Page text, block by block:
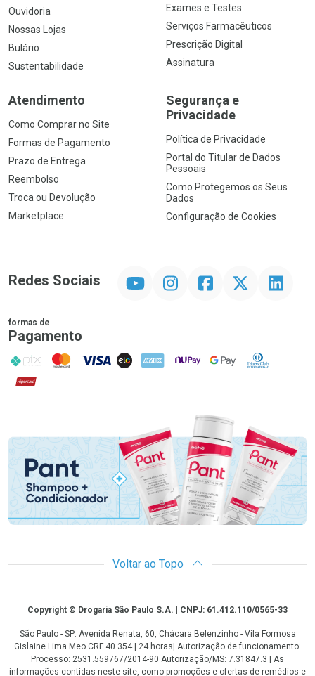
Ouvidoria
Nossas Lojas
Bulário
Sustentabilidade
Exames e Testes
Serviços Farmacêuticos
Prescrição Digital
Assinatura
Atendimento
Como Comprar no Site
Formas de Pagamento
Prazo de Entrega
Reembolso
Troca ou Devolução
Marketplace
Segurança e
Privacidade
Política de Privacidade
Portal do Titular de Dados
Pessoais
Como Protegemos os Seus
Dados
Configuração de Cookies
Redes Sociais InstagramFacebookTwitter Linkedin
formas de
Pagamento
PIX MasterCard
VISA ELO AMEX NuPay Google PayDiners Club
Hipercard
Voltar ao Topo
CopyrightCopyright © Drogaria São Paulo S.A. | CNPJ: 61.412.110/0565-33
São Paulo - SP: Avenida Renata, 60, Chácara Belenzinho - Vila Formosa
Gislaine Lima Meo CRF 40.354 | 24 horas| Autorização de funcionamento:
Processo: 2531.559767/2014-90 Autorização/MS: 7.31847.3 | As
informações contidas neste site, como promoções e ofertas de remédios e